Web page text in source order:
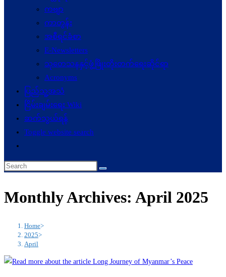
ကဗျာ
ကာတွန်း
အစီရင်ခံစာ
E-Newsletters
သုတေသနနှင့်ဖွံ့ဖြိုးတိုးတက်ရေးဆိုင်ရာ
Acronyms
ပြည်သူ့အသံ
ငြိမ်းချမ်းရေး Wiki
ဆက်သွယ်ရန်
Toggle website search
Monthly Archives: April 2025
Home>
2025>
April